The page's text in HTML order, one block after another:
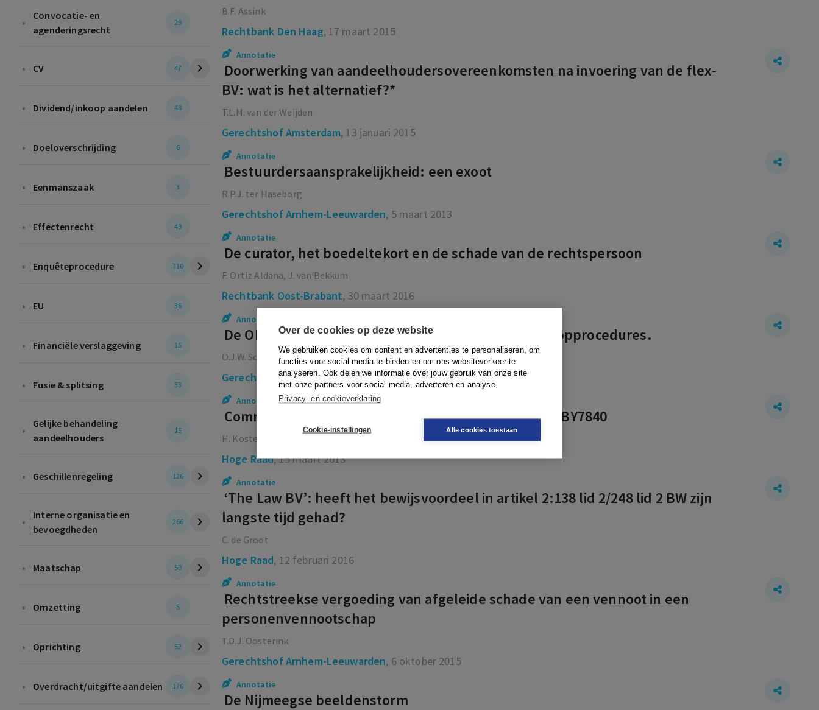
Over de cookies op deze website
We gebruiken cookies om content en advertenties te personaliseren, om
functies voor social media te bieden en om ons websiteverkeer te
analyseren. Ook delen we informatie over jouw gebruik van onze site
met onze partners voor social media, adverteren en analyse.
Privacy- en cookieverklaring
Cookie-instellingen Alle cookies toestaan
•
Convocatie- en
agenderingsrecht
29
• CV 47
• Dividend/inkoop aandelen 48
• Doeloverschrijding 6
• Eenmanszaak 3
• Effectenrecht 49
• Enquêteprocedure 710
• EU 36
• Financiële verslaggeving 15
• Fusie & splitsing 33
•
Gelijke behandeling
aandeelhouders
15
• Geschillenregeling 126
•
Interne organisatie en
bevoegdheden
266
• Maatschap 50
• Omzetting 5
• Oprichting 52
• Overdracht/uitgifte aandelen 176
B.F. Assink
Rechtbank Den Haag, 17 maart 2015
Annotatie
Doorwerking van aandeelhoudersovereenkomsten na invoering van de flex-
BV: wat is het alternatief?*
T.L.M. van der Weijden
Gerechtshof Amsterdam, 13 januari 2015
Annotatie
Bestuurdersaansprakelijkheid: een exoot
R.P.J. ter Haseborg
Gerechtshof Arnhem-Leeuwarden, 5 maart 2013
Annotatie
De curator, het boedeltekort en de schade van de rechtspersoon
F. Ortiz Aldana, J. van Bekkum
Rechtbank Oost-Brabant, 30 maart 2016
Annotatie
De OK kiest voor een historische peildatum bij uitkoopprocedures.
O.J.W. Schotel
Gerechtshof Amsterdam, 7 juli 2015
Annotatie
Commentaar bij HR 15 maart 2013, ECLI:NL:HR:2013:BY7840
H. Koster
Hoge Raad, 15 maart 2013
Annotatie
‘The Law BV’: heeft het bewijsvoordeel in artikel 2:138 lid 2/248 lid 2 BW zijn
langste tijd gehad?
C. de Groot
Hoge Raad, 12 februari 2016
Annotatie
Rechtstreekse vergoeding van afgeleide schade van een vennoot in een
personenvennootschap
T.D.J. Oosterink
Gerechtshof Arnhem-Leeuwarden, 6 oktober 2015
Annotatie
De Nijmeegse beeldenstorm